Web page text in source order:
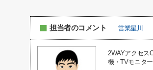
担当者のコメント 営業星川
2WAYアクセス
機・TVモニタ